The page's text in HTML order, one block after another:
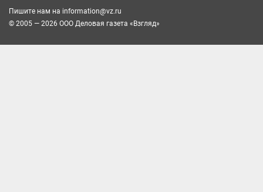
Пишите нам на information@vz.ru
© 2005 — 2026 ООО Деловая газета «Взгляд»